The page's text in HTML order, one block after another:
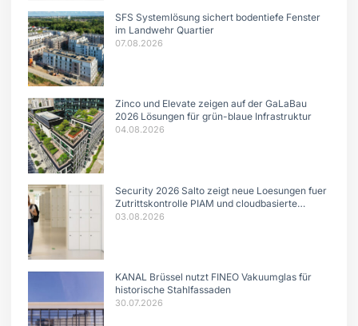
SFS Systemlösung sichert bodentiefe Fenster
im Landwehr Quartier
07.08.2026
Zinco und Elevate zeigen auf der GaLaBau
2026 Lösungen für grün-blaue Infrastruktur
04.08.2026
Security 2026 Salto zeigt neue Loesungen fuer
Zutrittskontrolle PIAM und cloudbasierte
Systeme
03.08.2026
KANAL Brüssel nutzt FINEO Vakuumglas für
historische Stahlfassaden
30.07.2026